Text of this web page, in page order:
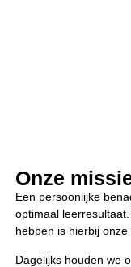
Onze
Een persoonlijke
optimaal
hebben is hierbij onze
Dagelijks houden we